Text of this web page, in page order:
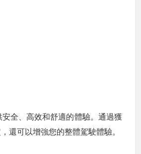
全、高效和舒適的體驗。通過獲
還可以增強您的整體駕駛體驗。